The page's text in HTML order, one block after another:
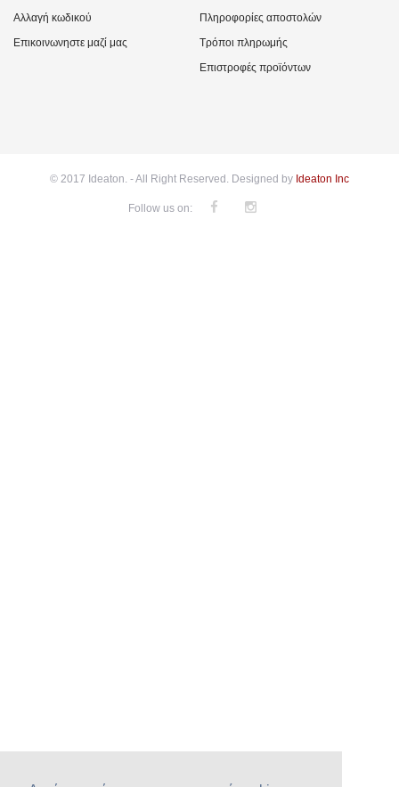
Αλλαγή κωδικού
Επικοινωνηστε μαζί μας
Πληροφορίες αποστολών
Τρόποι πληρωμής
Επιστροφές προϊόντων
© 2017 Ideaton. - All Right Reserved. Designed by Ideaton Inc
Follow us on: